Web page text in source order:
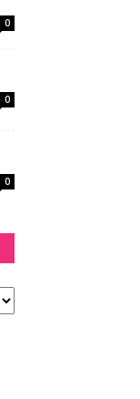
0
0
0